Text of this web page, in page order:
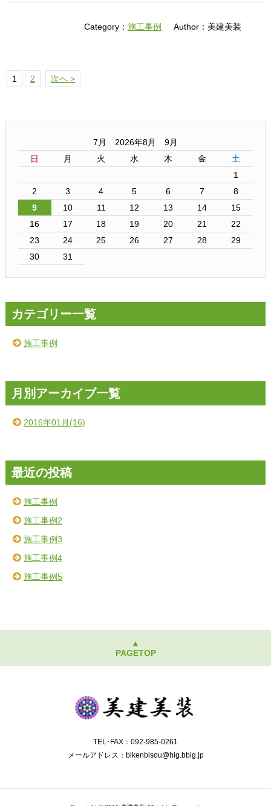
Category：施工事例 Author：美建美装
1 2 次へ >
7月 2026年8月 9月
日
月 火 水 木 金
土
1
2
3 4 5 6 7
8
9
10 11 12 13 14
15
16
17 18 19 20 21
22
23
24 25 26 27 28
29
30
31
カテゴリー一覧
施工事例
月別アーカイブ一覧
2016年01月(16)
最近の投稿
施工事例
施工事例2
施工事例3
施工事例4
施工事例5
▲
PAGETOP
TEL･FAX：092-985-0261
メールアドレス：bikenbisou@hig.bbig.jp